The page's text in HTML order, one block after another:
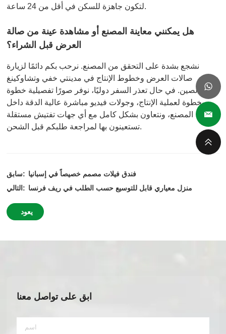
لتكون جاهزة للسكن في أقل من 24 ساعة.
هل يمكنني معاينة المصنع أو مشاهدة عينة من صالة
العرض قبل الشراء؟
نشجع بشدة على التحقق من المصنع. نرحب بكم دائمًا لزيارة
صالات العرض وخطوط الإنتاج في مدينتي خفي وتشاوكينغ
بالصين. في حال تعذر السفر دوليًا، نوفر صورًا تفصيلية خطوة
بخطوة لعملية الإنتاج، وجولات فيديو مباشرة عالية الدقة داخل
المصنع، ونتعاون بشكل كامل مع أي جهات تفتيش مستقلة
تستعينون بها لمراجعة طلبكم قبل الشحن.
سابق: فندق فيلات مصمم خصيصاً في إسبانيا
التالي: منزل معياري قابل للتوسيع حسب الطلب في ريف فرنسا
يعود
ابق على تواصل معنا